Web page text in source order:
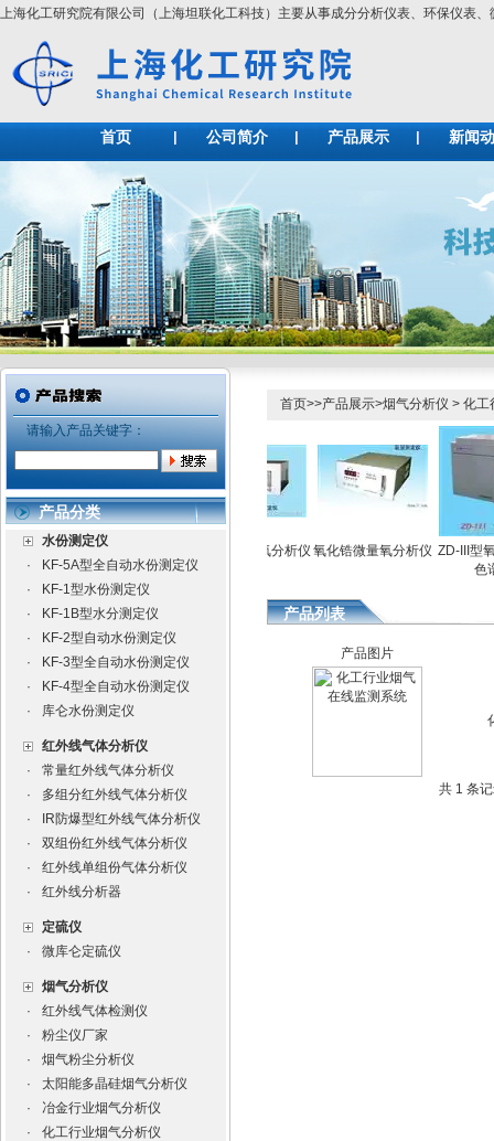
上海化工研究院有限公司（上海坦联化工科技）主要从事成分分析仪表、环保仪
首页 公司简介 产品展示 新闻
请输入产品关键字：
产品分类
水份测定仪
·
KF-5A型全自动水份测定仪
·
KF-1型水份测定仪
·
KF-1B型水分测定仪
·
KF-2型自动水份测定仪
·
KF-3型全自动水份测定仪
·
KF-4型全自动水份测定仪
·
库仑水份测定仪
红外线气体分析仪
·
常量红外线气体分析仪
·
多组分红外线气体分析仪
·
IR防爆型红外线气体分析仪
·
双组份红外线气体分析仪
·
红外线单组份气体分析仪
·
红外线分析器
定硫仪
·
微库仑定硫仪
烟气分析仪
·
红外线气体检测仪
·
粉尘仪厂家
·
烟气粉尘分析仪
·
太阳能多晶硅烟气分析仪
·
冶金行业烟气分析仪
·
化工行业烟气分析仪
首页>>产品展示>烟气分析仪 > 化工
仪 全自动水份测定仪 氧化锆微量氧分析仪氧化锆微量氧分析仪 ZD-III型氧
色谱
产品列表
产品图片
共 1 条